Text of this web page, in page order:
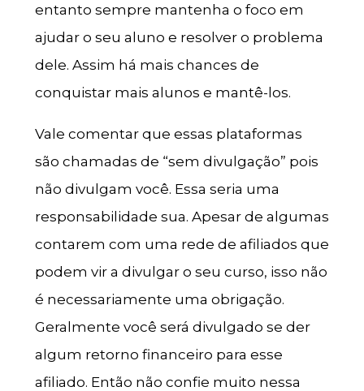
entanto sempre mantenha o foco em
ajudar o seu aluno e resolver o problema
dele. Assim há mais chances de
conquistar mais alunos e mantê-los.
Vale comentar que essas plataformas
são chamadas de “sem divulgação” pois
não divulgam você. Essa seria uma
responsabilidade sua. Apesar de algumas
contarem com uma rede de afiliados que
podem vir a divulgar o seu curso, isso não
é necessariamente uma obrigação.
Geralmente você será divulgado se der
algum retorno financeiro para esse
afiliado. Então não confie muito nessa